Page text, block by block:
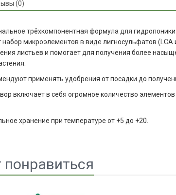
(0)
трёхкомпонентная формула для
набор микроэлементов в виде лигносульфатов (LCA
листьев и помогает для получения более
применять удобрения от посадки до
включает в себя огромное количество
хранение при температуре от +5 до +20.